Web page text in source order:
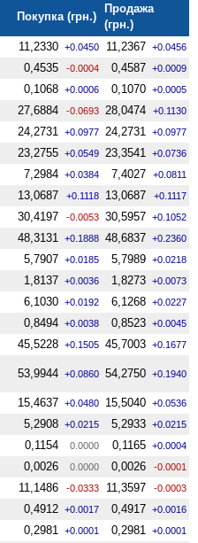
Покупка (грн.)
Продажа
(грн.)
11,2330 +0.0450 11,2367 +0.0456
0,4535 -0.0004 0,4587 +0.0009
0,1068 +0.0006 0,1070 +0.0005
27,6884 -0.0693 28,0474 +0.1130
24,2731 +0.0977 24,2731 +0.0977
23,2755 +0.0549 23,3541 +0.0736
7,2984 +0.0384 7,4027 +0.0811
13,0687 +0.1118 13,0687 +0.1117
30,4197 -0.0053 30,5957 +0.1052
48,3131 +0.1888 48,6837 +0.2360
5,7907 +0.0185 5,7989 +0.0218
1,8137 +0.0036 1,8273 +0.0073
6,1030 +0.0192 6,1268 +0.0227
0,8494 +0.0038 0,8523 +0.0045
45,5228 +0.1505 45,7003 +0.1677
53,9944 +0.0860 54,2750 +0.1940
15,4637 +0.0480 15,5040 +0.0536
5,2908 +0.0215 5,2933 +0.0215
0,1154 0.0000 0,1165 +0.0004
0,0026 0.0000 0,0026 -0.0001
11,1486 -0.0333 11,3597 -0.0003
0,4912 +0.0017 0,4917 +0.0016
0,2981 +0.0001 0,2981 +0.0001